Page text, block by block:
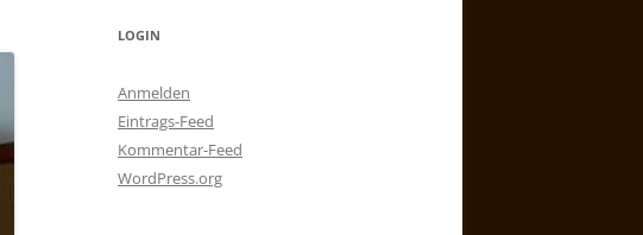
LOGIN
Anmelden
Eintrags-Feed
Kommentar-Feed
WordPress.org